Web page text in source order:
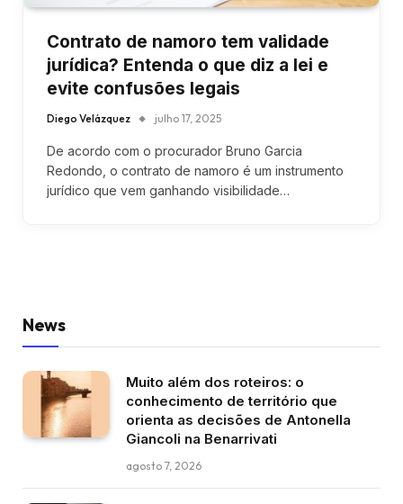
Contrato de namoro tem validade
jurídica? Entenda o que diz a lei e
evite confusões legais
Diego Velázquez julho 17, 2025
De acordo com o procurador Bruno Garcia
Redondo, o contrato de namoro é um instrumento
jurídico que vem ganhando visibilidade…
News
Muito além dos roteiros: o
conhecimento de território que
orienta as decisões de Antonella
Giancoli na Benarrivati
agosto 7, 2026